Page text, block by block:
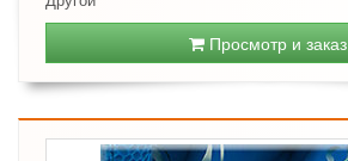
Просмотр и заказ